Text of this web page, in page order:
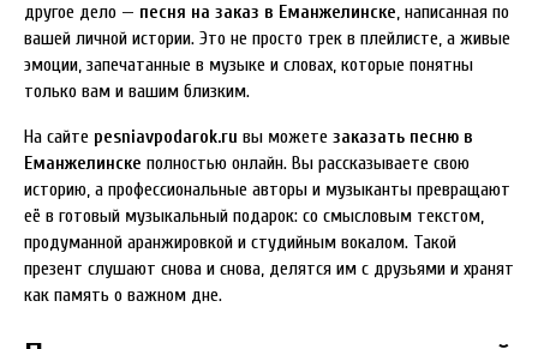
другое дело — песня на заказ в Еманжелинске, написанная по
вашей личной истории. Это не просто трек в плейлисте, а живые
эмоции, запечатанные в музыке и словах, которые понятны
только вам и вашим близким.
На сайте pesniavpodarok.ru вы можете заказать песню в
Еманжелинске полностью онлайн. Вы рассказываете свою
историю, а профессиональные авторы и музыканты превращают
её в готовый музыкальный подарок: со смысловым текстом,
продуманной аранжировкой и студийным вокалом. Такой
презент слушают снова и снова, делятся им с друзьями и хранят
как память о важном дне.